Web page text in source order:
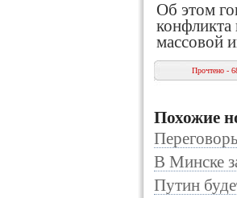
Об этом
конфликта
массовой
Прочтено -
Похожие
В Минске
Путин